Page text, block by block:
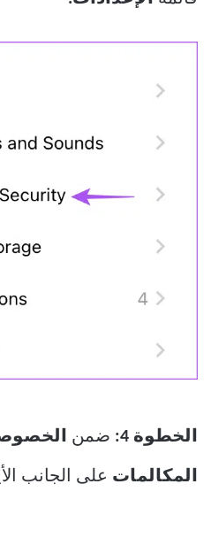
الخطوة 4: ضمن
المكالمات على الجانب